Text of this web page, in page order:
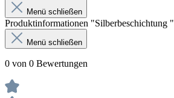
Menü schließen
Produktinformationen "Silberbeschichtung "
Menü schließen
0 von 0 Bewertungen